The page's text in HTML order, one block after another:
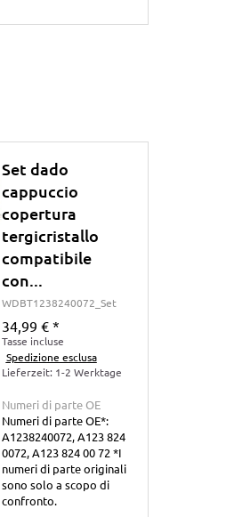
Set dado
cappuccio
copertura
tergicristallo
compatibile
con...
WDBT1238240072_Set
34,99 € *
Tasse incluse
Spedizione esclusa
Lieferzeit: 1-2 Werktage
Numeri di parte OE
Numeri di parte OE*:
A1238240072, A123 824
0072, A123 824 00 72 *I
numeri di parte originali
sono solo a scopo di
confronto.